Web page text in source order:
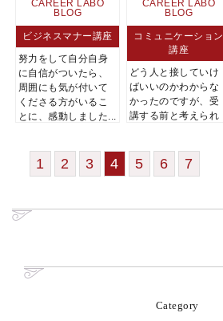
CAREER LABO
BLOG
ビジネスマナー講座
努力をして自分自身
に自信がついたら、
周囲にも気が付いて
くださる方がいるこ
とに、感動しました...
CAREER LABO
BLOG
コミュニケーション
講座
どう人と接していけ
ばいいのかわからな
かったのですが、受
講する前と考えられ
1 2 3 4 5 6 7
Category